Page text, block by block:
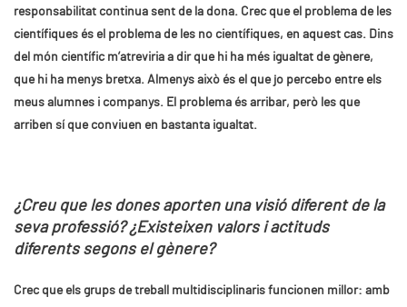
responsabilitat continua sent de la dona. Crec que el problema de les
científiques és el problema de les no científiques, en aquest cas. Dins
del món científic m’atreviria a dir que hi ha més igualtat de gènere,
que hi ha menys bretxa. Almenys això és el que jo percebo entre els
meus alumnes i companys. El problema és arribar, però les que
arriben sí que conviuen en bastanta igualtat.
¿Creu que les dones aporten una visió diferent de la
seva professió? ¿Existeixen valors i actituds
diferents segons el gènere?
Crec que els grups de treball multidisciplinaris funcionen millor: amb